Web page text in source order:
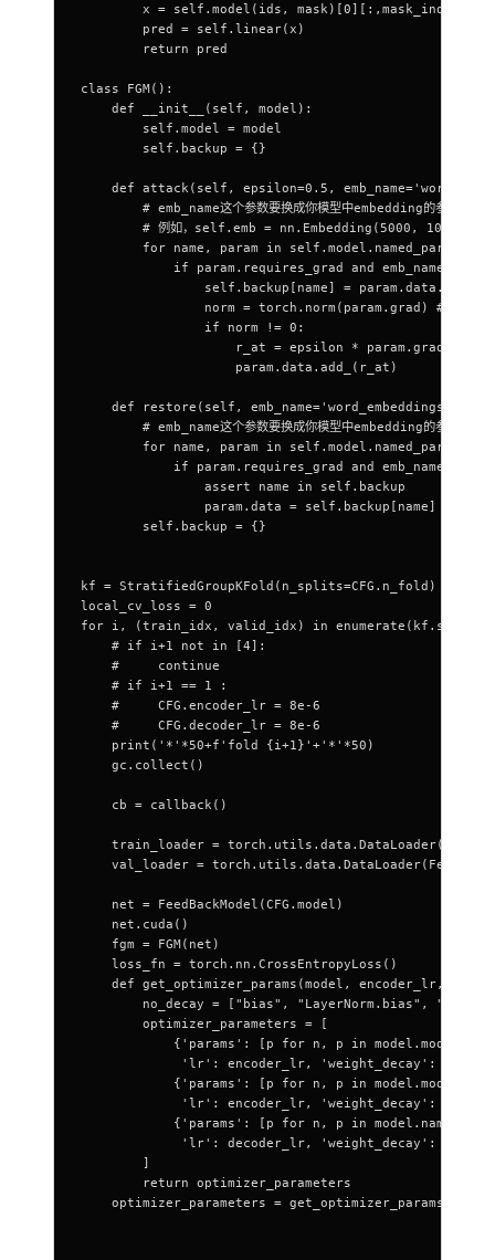
        x = self.model(ids, mask)[0][:,mask_index,:]
        pred = self.linear(x)
        return pred
class FGM():
    def __init__(self, model):
        self.model = model
        self.backup = {}
def attack(self, epsilon=0.5,
        # emb_name这个参数要换成你模型中embedding的参数名
        # 例如，self.emb = nn.Embedding(5000, 100)
for name, param in
if param.requires_grad and emb_name in
self.backup[name] =
norm = torch.norm(param.grad) # 默认为2
                if norm != 0:
r_at = epsilon * param.grad /
                    param.data.add_(r_at)
    def restore(self, emb_name='word_embeddings'):
        # emb_name这个参数要换成你模型中embedding的参数名
for name, param in
if param.requires_grad and emb_name in
                assert name in self.backup
                param.data = self.backup[name]
        self.backup = {}
kf = StratifiedGroupKFold(n_splits=CFG.n_fold)
local_cv_loss = 0
for i, (train_idx, valid_idx) in
    # if i+1 not in [4]:
    #     continue
    # if i+1 == 1 :
    #     CFG.encoder_lr = 8e-6
    #     CFG.decoder_lr = 8e-6
    print('*'*50+f'fold {i+1}'+'*'*50)
    gc.collect()
    cb = callback()
train_loader =
val_loader =
    net = FeedBackModel(CFG.model)
    net.cuda()
    fgm = FGM(net)
    loss_fn = torch.nn.CrossEntropyLoss()
def get_optimizer_params(model, encoder_lr,
no_decay = ["bias", "LayerNorm.bias",
        optimizer_parameters = [
{'params': [p for n, p in
'lr': encoder_lr, 'weight_decay':
{'params': [p for n, p in
             'lr': encoder_lr, 'weight_decay': 0.0},
{'params': [p for n, p in
             'lr': decoder_lr, 'weight_decay': 0.0}
        ]
        return optimizer_parameters
    optimizer_parameters = get_optimizer_params(net,